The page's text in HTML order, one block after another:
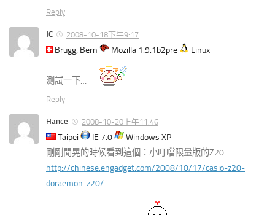
Reply
JC 2008-10-18下午9:17
Brugg, Bern Mozilla 1.9.1b2pre Linux
測試一下…
Reply
Hance 2008-10-20上午11:46
Taipei IE 7.0
Windows XP
剛剛閒晃的時候看到這個：小叮噹限量版的Z20
http://chinese.engadget.com/2008/10/17/casio-z20-
doraemon-z20/